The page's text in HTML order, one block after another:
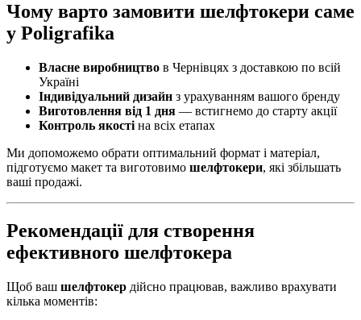
Чому варто замовити шелфтокери саме
у Poligrafika
Власне виробництво в Чернівцях з доставкою по всій
Україні
Індивідуальний дизайн з урахуванням вашого бренду
Виготовлення від 1 дня — встигнемо до старту акції
Контроль якості на всіх етапах
Ми допоможемо обрати оптимальний формат і матеріал,
підготуємо макет та виготовимо шелфтокери, які збільшать
ваші продажі.
Рекомендації для створення
ефективного шелфтокера
Щоб ваш шелфтокер дійсно працював, важливо врахувати
кілька моментів: